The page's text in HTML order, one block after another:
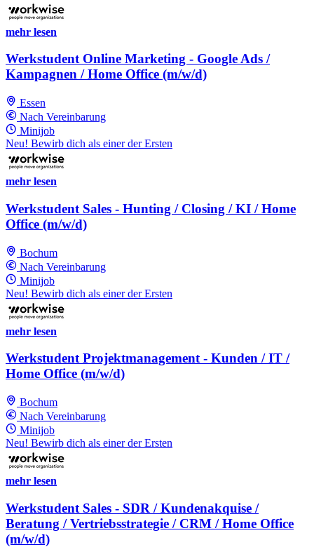
mehr lesen
Werkstudent Online Marketing - Google Ads /
Kampagnen / Home Office (m/w/d)
Essen
Nach Vereinbarung
Minijob
Neu! Bewirb dich als einer der Ersten
mehr lesen
Werkstudent Sales - Hunting / Closing / KI / Home
Office (m/w/d)
Bochum
Nach Vereinbarung
Minijob
Neu! Bewirb dich als einer der Ersten
mehr lesen
Werkstudent Projektmanagement - Kunden / IT /
Home Office (m/w/d)
Bochum
Nach Vereinbarung
Minijob
Neu! Bewirb dich als einer der Ersten
mehr lesen
Werkstudent Sales - SDR / Kundenakquise /
Beratung / Vertriebsstrategie / CRM / Home Office
(m/w/d)